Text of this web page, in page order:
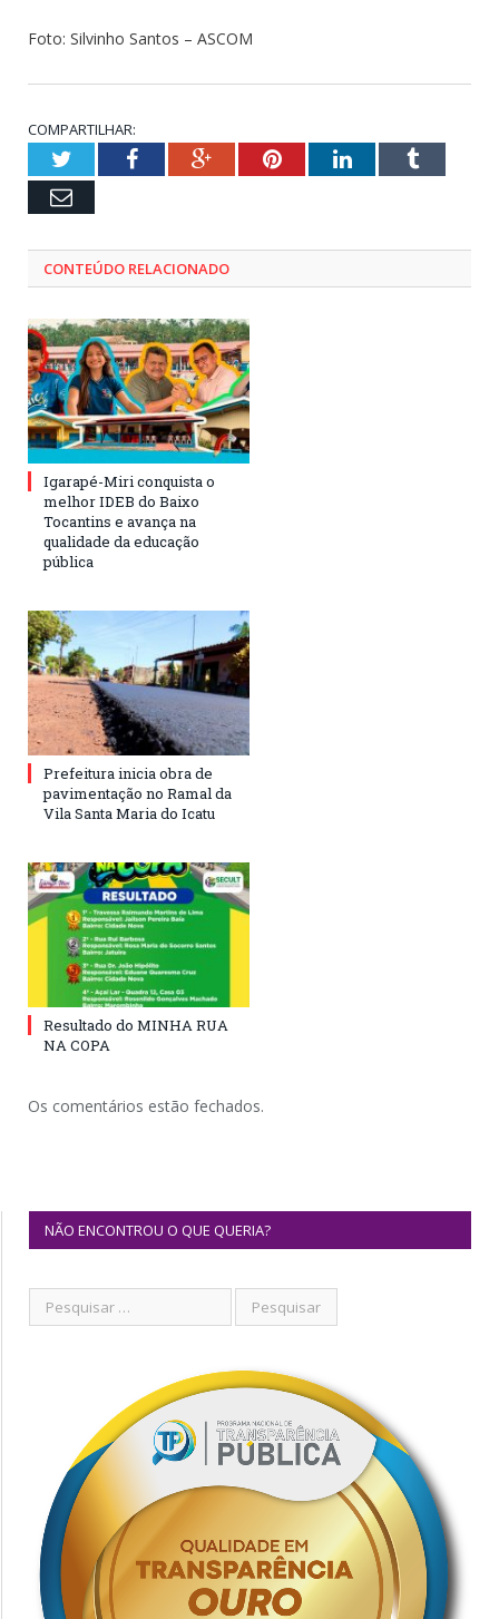
Foto: Silvinho Santos – ASCOM
COMPARTILHAR:
TwitterFacebookGoogle+PinterestLinkedInTumblr
Email
CONTEÚDO RELACIONADO
Igarapé-Miri conquista o
melhor IDEB do Baixo
Tocantins e avança na
qualidade da educação
pública
Prefeitura inicia obra de
pavimentação no Ramal da
Vila Santa Maria do Icatu
Resultado do MINHA RUA
NA COPA
Os comentários estão fechados.
NÃO ENCONTROU O QUE QUERIA?